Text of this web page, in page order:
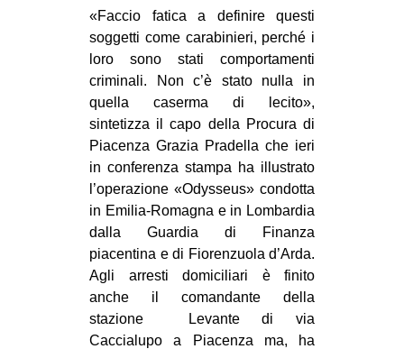
«Faccio fatica a definire questi
soggetti come carabinieri, perché i
loro sono stati comportamenti
criminali. Non c’è stato nulla in
quella caserma di lecito»,
sintetizza il capo della Procura di
Piacenza Grazia Pradella che ieri
in conferenza stampa ha illustrato
l’operazione «Odysseus» condotta
in Emilia-Romagna e in Lombardia
dalla Guardia di Finanza
piacentina e di Fiorenzuola d’Arda.
Agli arresti domiciliari è finito
anche il comandante della
stazione Levante di via
Caccialupo a Piacenza ma, ha